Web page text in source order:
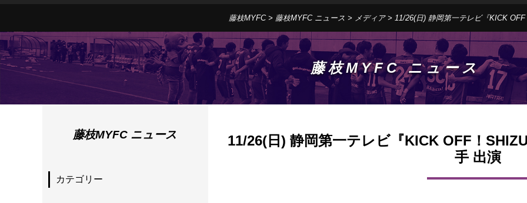
藤枝MYFC> 藤枝MYFC ニュース > メディア> 11/26(日) 静岡第一テレビ『KICK
藤枝MYFC ニュース
11/26(日) 静岡第一テレビ『KICK OFF！
手 出演
藤枝MYFC ニュース
カテゴリー